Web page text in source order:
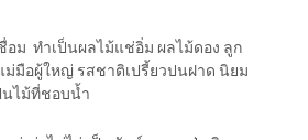
อม ทำเป็นผลไม้แช่อิ่ม ผลไม้ดอง ลูก
ม่มือผู้ใหญ่ รสชาติเปรี้ยวปนฝาด นิยม
นไม้ที่ชอบน้ำ